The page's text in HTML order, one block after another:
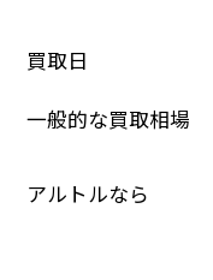
買取日
一般的な買取相場
アルトルなら